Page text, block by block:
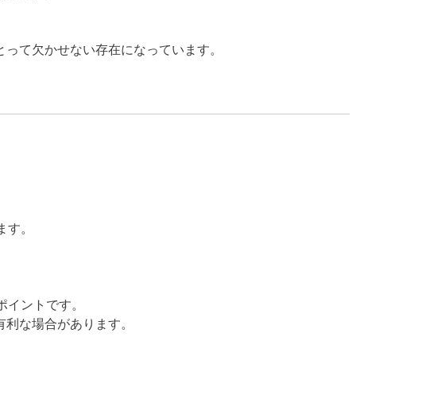
て欠かせない存在になっています。
。
ントです。
な場合があります。